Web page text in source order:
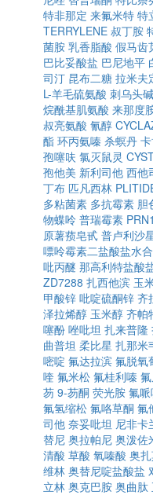
特非那定 来氟米特 特
TERRYLENE 叔丁胺
菌胺 乳香脂酸 假马齿
巴比妥酸盐 巴尼地平
司汀 昆布二糖 拉米夫
L-羊毛硫氨酸 刺乌头碱
烷酰基肌氨酸 来那度
叔亮氨酸 氰醇
酯 环丙氨嗪 杀螟丹
孢噻呋 氯灭鼠灵
孢他美 新利司他 西他
丁布 匹凡西林
多粘菌素 多抗霉素 胆
物蝶呤 普瑞霉素
原薯蓣皂甙 普卢利沙
嘌呤霉素二盐酸盐水
吡丙醚 那高利特盐酸
ZD7288 扎西他滨 玉
甲酸锌 吡啶硫酮锌 齐
泽拉烯醇 玉米醇 齐帕
噻酚 唑吡坦 扎来普隆
曲普坦 柔比星 扎那米
嘧啶 氟达拉滨 氟脱氧
喹 氟米松 氟桂利嗪
芴 9-芴酮 荧光胺 氟
氟氢缩松 氟咯草酮 氟
司他 奈妥吡坦 尼非卡
替尼 奥拉帕尼 奥泼佐
清酸 草酸 氧嗪酸 奥
维林 奥替尼啶盐酸盐
立林 奥克巴胺 奥曲肽